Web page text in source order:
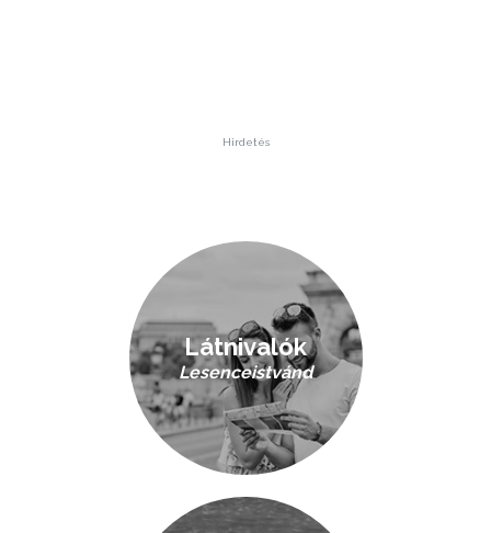
Hirdetés
Látnivalók
Lesenceistvánd